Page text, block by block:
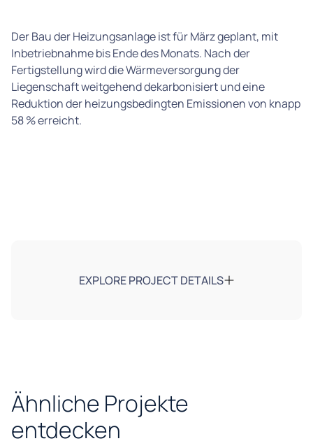
Der Bau der Heizungsanlage ist für März geplant, mit
Inbetriebnahme bis Ende des Monats. Nach der
Fertigstellung wird die Wärmeversorgung der
Liegenschaft weitgehend dekarbonisiert und eine
Reduktion der heizungsbedingten Emissionen von knapp
58 % erreicht.
Ähnliche Projekte
entdecken